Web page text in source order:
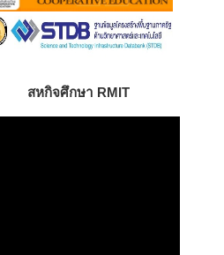
สหกิจศึกษา RMIT